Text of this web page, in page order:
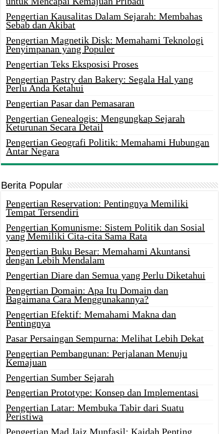
Pengertian Kausalitas Dalam Sejarah: Membahas
Sebab dan Akibat
Pengertian Magnetik Disk: Memahami Teknologi
Penyimpanan yang Populer
Pengertian Teks Eksposisi Proses
Pengertian Pastry dan Bakery: Segala Hal yang
Perlu Anda Ketahui
Pengertian Pasar dan Pemasaran
Pengertian Genealogis: Mengungkap Sejarah
Keturunan Secara Detail
Pengertian Geografi Politik: Memahami Hubungan
Antar Negara
Berita Popular
Pengertian Reservation: Pentingnya Memiliki
Tempat Tersendiri
Pengertian Komunisme: Sistem Politik dan Sosial
yang Memiliki Cita-cita Sama Rata
Pengertian Buku Besar: Memahami Akuntansi
dengan Lebih Mendalam
Pengertian Diare dan Semua yang Perlu Diketahui
Pengertian Domain: Apa Itu Domain dan
Bagaimana Cara Menggunakannya?
Pengertian Efektif: Memahami Makna dan
Pentingnya
Pasar Persaingan Sempurna: Melihat Lebih Dekat
Pengertian Pembangunan: Perjalanan Menuju
Kemajuan
Pengertian Sumber Sejarah
Pengertian Prototype: Konsep dan Implementasi
Pengertian Latar: Membuka Tabir dari Suatu
Peristiwa
Pengertian Mad Jaiz Munfasil: Kaidah Penting